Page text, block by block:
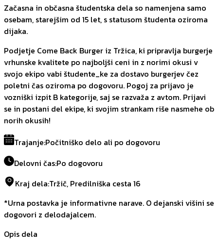
Začasna in občasna študentska dela so namenjena samo
osebam, starejšim od 15 let, s statusom študenta oziroma
dijaka.
Podjetje Come Back Burger iz Tržica, ki pripravlja burgerje
vrhunske kvalitete po najboljši ceni in z norimi okusi v
svojo ekipo vabi študente_ke za dostavo burgerjev čez
poletni čas oziroma po dogovoru. Pogoj za prijavo je
vozniški izpit B kategorije, saj se razvaža z avtom. Prijavi
se in postani del ekipe, ki svojim strankam riše nasmehe ob
norih okusih!
Trajanje:Počitniško delo ali po dogovoru
Delovni čas:Po dogovoru
Kraj dela:Tržič, Predilniška cesta 16
*Urna postavka je informativne narave. O dejanski višini se
dogovori z delodajalcem.
Opis dela